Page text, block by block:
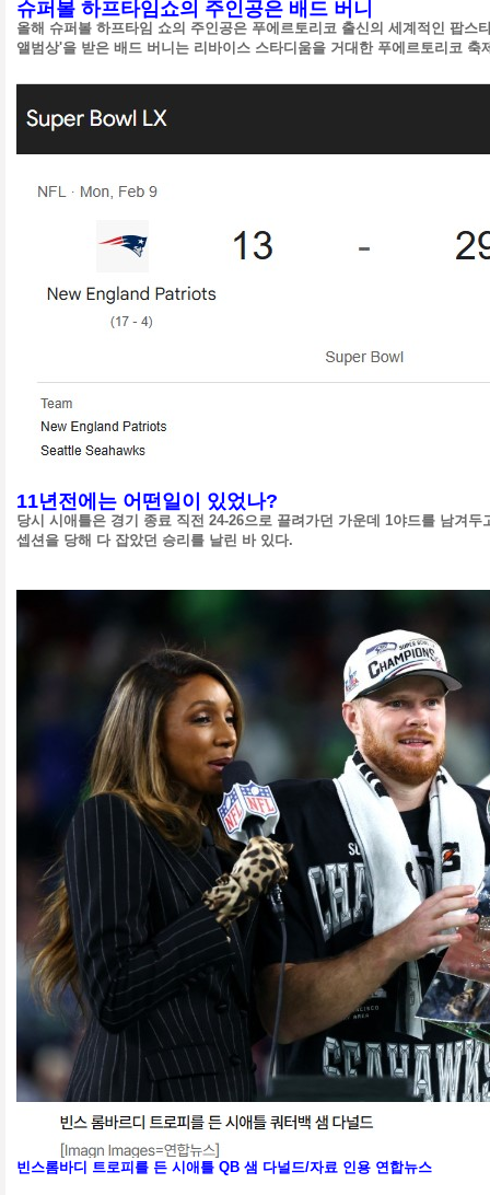
슈퍼볼 하프타임쇼의 주인공은 배드 버니
올해 슈퍼볼 하프타임 쇼의 주인공은 푸에르토리코 출신의 세계적인 팝스
앨범상'을 받은 배드 버니는 리바이스 스타디움을 거대한 푸에르토리코 축
11년전에는 어떤일이 있었나?
당시 시애틀은 경기 종료 직전 24-26으로 끌려가던 가운데 1야드를 남겨
셉션을 당해 다 잡았던 승리를 날린 바 있다.
빈스롬바디 트로피를 든 시애틀 QB 샘 다널드/자료 인용 연합뉴스